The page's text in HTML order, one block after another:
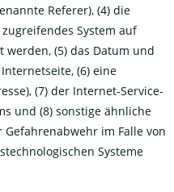
Referer), (4) die
System auf
(5) das Datum und
(6) eine
(7) der Internet-Service-
und (8) sonstige ähnliche
im Falle von
Systeme